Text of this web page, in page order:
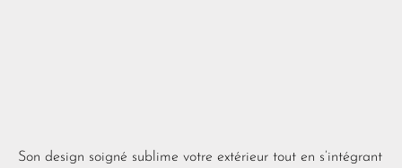
Son design soigné sublime votre extérieur tout en s’intégrant